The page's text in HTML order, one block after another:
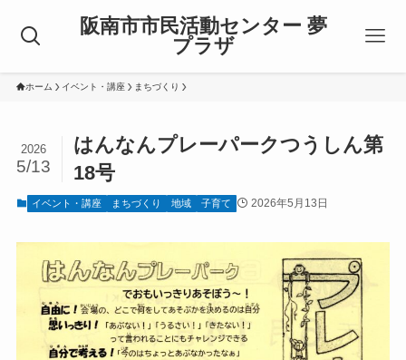
阪南市市民活動センター 夢
プラザ
ホーム イベント・講座 まちづくり
はんなんプレーパークつうしん第
18号
2026
5/13
イベント・講座 まちづくり 地域 子育て 2026年5月13日